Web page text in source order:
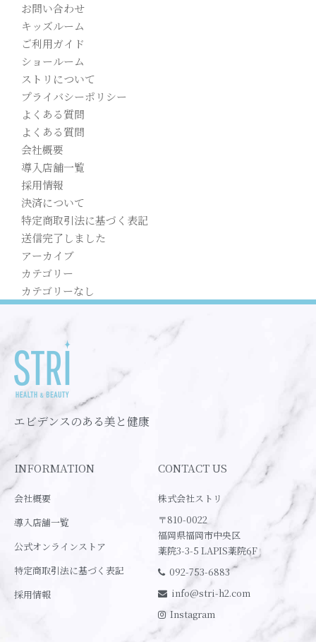
お問い合わせ
キッズルーム
ご利用ガイド
ショールーム
ストリについて
プライバシーポリシー
よくある質問
よくある質問
会社概要
導入店舗一覧
採用情報
決済について
特定商取引法に基づく表記
送信完了しました
アーカイブ
カテゴリー
カテゴリーなし
エビデンスのある美と健康
INFORMATION
会社概要
導入店舗一覧
公式オンラインストア
特定商取引法に基づく表記
採用情報
CONTACT US
株式会社ストリ
〒810-0022
福岡県福岡市中央区
薬院3-3-5 LAPIS薬院6F
092-753-6883
info@stri-h2.com
Instagram